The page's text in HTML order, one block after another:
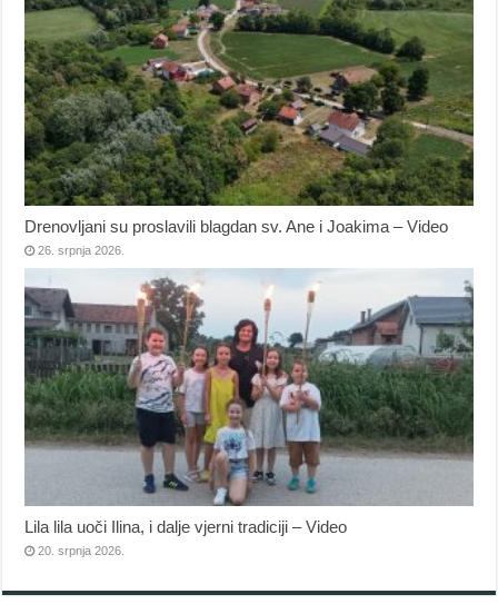
Drenovljani su proslavili blagdan sv. Ane i Joakima – Video
26. srpnja 2026.
Lila lila uoči Ilina, i dalje vjerni tradiciji – Video
20. srpnja 2026.